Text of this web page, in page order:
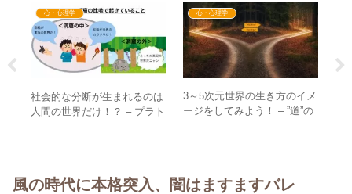
心・心理学
社会的な分断が生まれるのは
人間の世界だけ！？ – プラト
心・心理学
3～5次元世界の生き方のイメ
ージをしてみよう！ – ”道”の
風の時代に本格突入、闇はますますバレ